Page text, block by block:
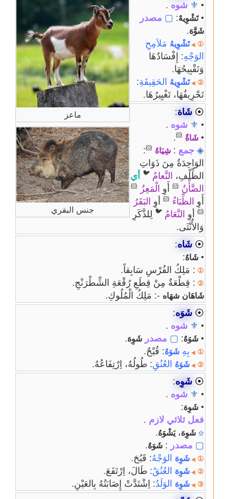
ماعز
جنس البقري
•
⚜ شوه .
• تَشْوِيهٌ:
▢ مصدر
شَوَّهَ.
①
◀تَشْوِيهُمَلاَمِحِ
الوَجْهِ: إِفْسَادُهَا
وَتَقْبِيحُهَا.
②
◀تَشْوِيهُالحَقِيقَةِ:
تَحْرِيفُهَا، تَغْيِيرُهَا.
⦿ شَاة:
•
⚜ شوه .
• شَاةٌ 🐹
.
◈ جمع : شِيَاهٌ 🐹
:
الوَاحِدَةُ مِنَ ذَوَاتِ
الظِّلْفِ، النَّعامُ 🐦أي
الضَّأْنُ 🐹أَوِ الْمَعِزُ 🐹
أَوِ الظِّبَاءُ 🐹أوِ البَقَرُ
🐹أوِ النَّعَامُ 🐦لِلذَّكَرِ
وَالأُنْثَى.
⦿ شَاه:
• شَاهٌ:
① : مَلِكُ الفُرْسِ سَابِقاً.
② : قِطْعَةٌ مِنْ قِطَعِ رُقْعَةِ الشِّطْرَنْجِ.
شَاهَان شهَاه-: مَلِكُ الْمُلُوكِ.
⦿ شَوَه:
•
⚜ شوه .
• شَوَهٌ:
▢ مصدر شَوِهَ.
①
◀ بِهِ شَوَهٌ: قُبْحٌ.
②
◀ شَوَهُالعُنُقِ: طُولُهُ، اِرْتِفَاعُهُ.
⦿ شَوِه:
•
⚜ شوه .
• شَوِهَ:
فعل ثلاثي لازم .
⎒ شَوِهَ، يَشْوَهُ.
▢ مصدر : شَوَهٌ.
①
◀ شَوِهَالوَجْهُ: قَبُحَ.
②
◀ شَوِهَالعُنُقُ: طَالَ، اِرْتَفَعَ.
③
◀ شَوِهَالوَلَدُ: اِشْتَدَّتْ إِصَابَتُهُ بِالعَيْنِ.